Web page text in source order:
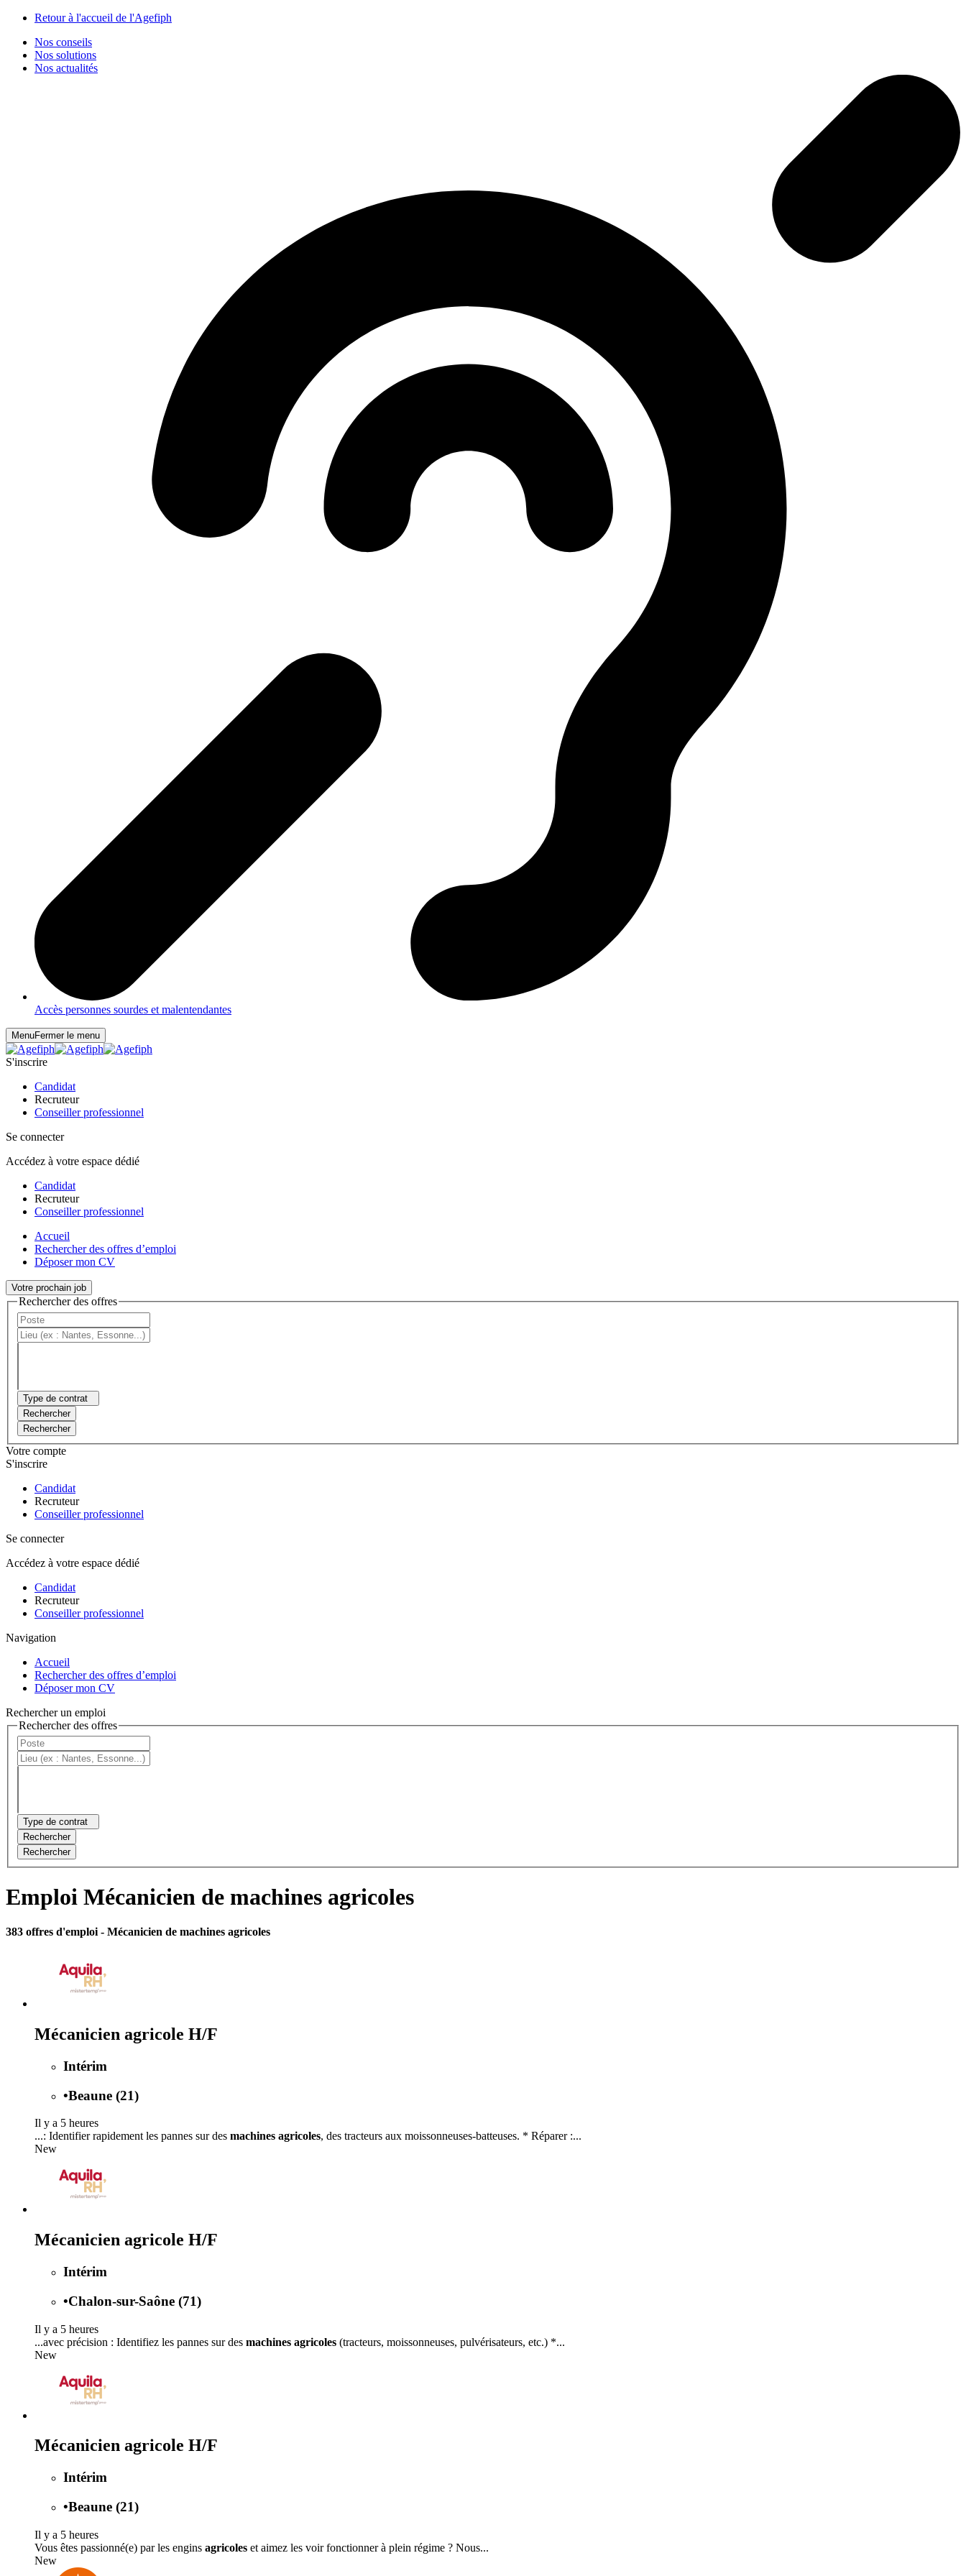
Retour à l'accueil de l'Agefiph
Nos conseils
Nos solutions
Nos actualités
Accès personnes sourdes et malentendantes
MenuFermer le menu
S'inscrire
Candidat
Recruteur
Conseiller professionnel
Se connecter
Accédez à votre espace dédié
Candidat
Recruteur
Conseiller professionnel
Accueil
Rechercher des offres d’emploi
Déposer mon CV
Votre prochain job
Rechercher des offres
Type de contrat
Rechercher
Rechercher
Votre compte
S'inscrire
Candidat
Recruteur
Conseiller professionnel
Se connecter
Accédez à votre espace dédié
Candidat
Recruteur
Conseiller professionnel
Navigation
Accueil
Rechercher des offres d’emploi
Déposer mon CV
Rechercher un emploi
Rechercher des offres
Type de contrat
Rechercher
Rechercher
Emploi Mécanicien de machines agricoles
383 offres d'emploi - Mécanicien de machines agricoles
Mécanicien agricole H/F
Intérim
•Beaune (21)
Il y a 5 heures
...: Identifier rapidement les pannes sur des machines agricoles, des tracteurs aux moissonneuses-batteuses. * Réparer :...
New
Mécanicien agricole H/F
Intérim
•Chalon-sur-Saône (71)
Il y a 5 heures
...avec précision : Identifiez les pannes sur des machines agricoles (tracteurs, moissonneuses, pulvérisateurs, etc.) *...
New
Mécanicien agricole H/F
Intérim
•Beaune (21)
Il y a 5 heures
Vous êtes passionné(e) par les engins agricoles et aimez les voir fonctionner à plein régime ? Nous...
New